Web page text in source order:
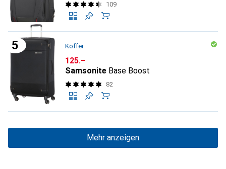
109
Koffer
CHF
125.–
Samsonite Base Boost
82
Mehr anzeigen